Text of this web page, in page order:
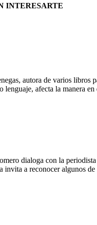
INTERESARTE
autora de varios
lenguaje, afecta la manera
dialoga con la
invita a reconocer algunos de